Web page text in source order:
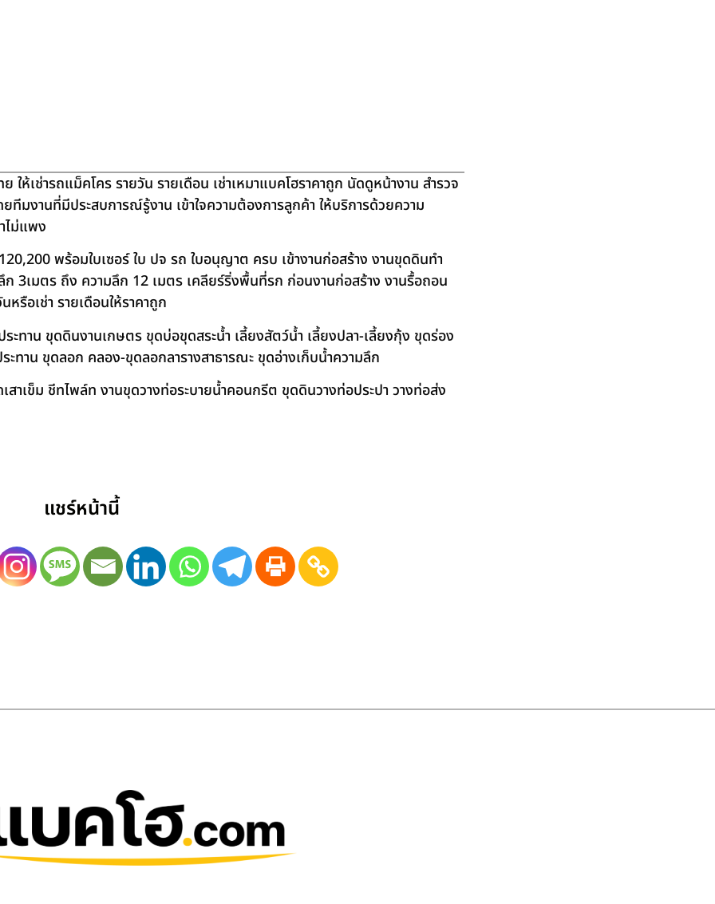
ห้เช่ารถแม็คโคร รายวัน รายเดือน เช่าเหมาแบคโฮราคาถูก นัดดูหน้างาน สำรวจ
ทีมงานที่มีประสบการณ์รู้งาน เข้าใจความต้องการลูกค้า ให้บริการด้วยความ
ไม่แพง
พร้อมใบเซอร์ ใบ ปจ รถ ใบอนุญาต ครบ เข้างานก่อสร้าง งานขุดดินทำ
ก 3เมตร ถึง ความลึก 12 เมตร เคลียร์ริ่งพื้นที่รก ก่อนงานก่อสร้าง งานรื้อถอน
รือเช่า รายเดือนให้ราคาถูก
ะทาน ขุดดินงานเกษตร ขุดบ่อขุดสระน้ำ เลี้ยงสัตว์น้ำ เลี้ยงปลา-เลี้ยงกุ้ง ขุดร่อง
ทาน ขุดลอก คลอง-ขุดลอกลารางสาธารณะ ขุดอ่างเก็บน้ำความลึก
าเข็ม ชีทไพล์ท งานขุดวางท่อระบายน้ำคอนกรีต ขุดดินวางท่อประปา วางท่อส่ง
แชร์หน้านี้